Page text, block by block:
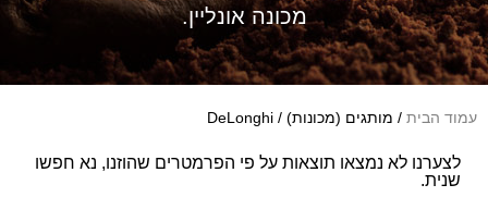
מכונה אונליין.
עמוד הבית / מותגים (מכונות) / DeLonghi
לצערנו לא נמצאו תוצאות על פי הפרמטרים שהוזנו, נא חפשו
שנית.